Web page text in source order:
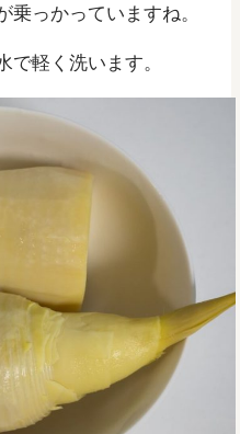
っかっていますね。
軽く洗います。